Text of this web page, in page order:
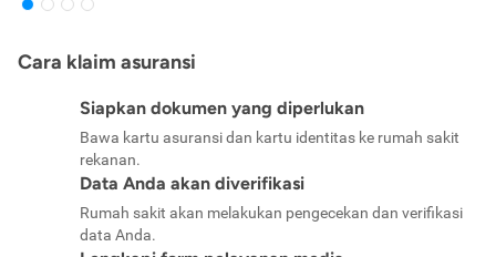
Cara klaim asuransi
Siapkan dokumen yang diperlukan
Bawa kartu asuransi dan kartu identitas ke rumah sakit
rekanan.
Data Anda akan diverifikasi
Rumah sakit akan melakukan pengecekan dan verifikasi
data Anda.